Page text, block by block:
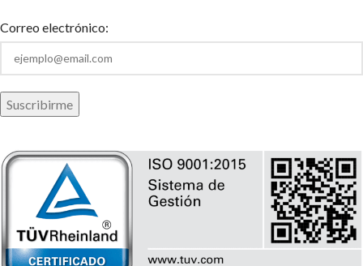
Correo electrónico: